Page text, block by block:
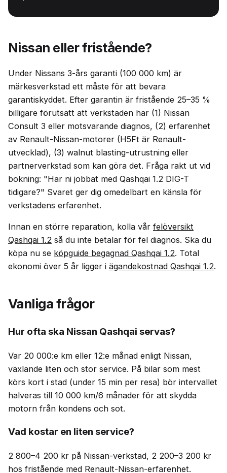
Nissan eller fristående?
Under Nissans 3-års garanti (100 000 km) är
märkesverkstad ett måste för att bevara
garantiskyddet. Efter garantin är fristående 25–35 %
billigare förutsatt att verkstaden har (1) Nissan
Consult 3 eller motsvarande diagnos, (2) erfarenhet
av Renault-Nissan-motorer (H5Ft är Renault-
utvecklad), (3) walnut blasting-utrustning eller
partnerverkstad som kan göra det. Fråga rakt ut vid
bokning: "Har ni jobbat med Qashqai 1.2 DIG-T
tidigare?" Svaret ger dig omedelbart en känsla för
verkstadens erfarenhet.
Innan en större reparation, kolla vår felöversikt
Qashqai 1.2 så du inte betalar för fel diagnos. Ska du
köpa nu se köpguide begagnad Qashqai 1.2. Total
ekonomi över 5 år ligger i ägandekostnad Qashqai 1.2.
Vanliga frågor
Hur ofta ska Nissan Qashqai servas?
Var 20 000:e km eller 12:e månad enligt Nissan,
växlande liten och stor service. På bilar som mest
körs kort i stad (under 15 min per resa) bör intervallet
halveras till 10 000 km/6 månader för att skydda
motorn från kondens och sot.
Vad kostar en liten service?
2 800–4 200 kr på Nissan-verkstad, 2 200–3 200 kr
hos fristående med Renault-Nissan-erfarenhet.